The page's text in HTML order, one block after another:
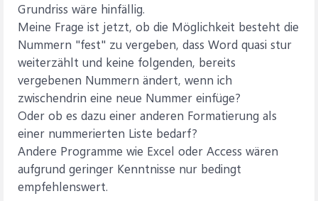
Grundriss wäre hinfällig.
Meine Frage ist jetzt, ob die Möglichkeit besteht die
Nummern "fest" zu vergeben, dass Word quasi stur
weiterzählt und keine folgenden, bereits
vergebenen Nummern ändert, wenn ich
zwischendrin eine neue Nummer einfüge?
Oder ob es dazu einer anderen Formatierung als
einer nummerierten Liste bedarf?
Andere Programme wie Excel oder Access wären
aufgrund geringer Kenntnisse nur bedingt
empfehlenswert.